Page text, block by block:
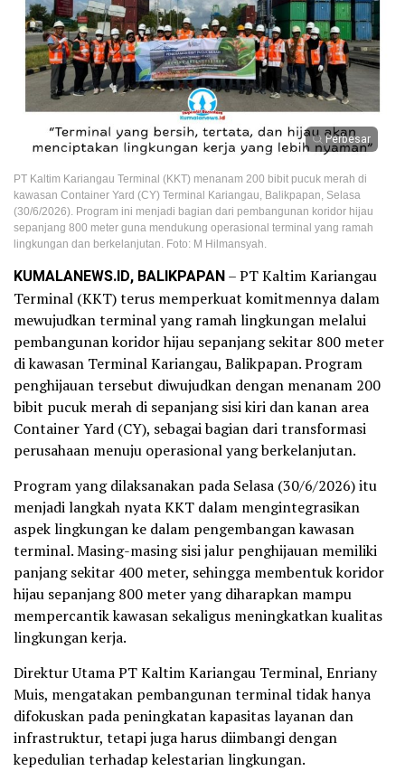
Perbesar
PT Kaltim Kariangau Terminal (KKT) menanam 200 bibit pucuk merah di
kawasan Container Yard (CY) Terminal Kariangau, Balikpapan, Selasa
(30/6/2026). Program ini menjadi bagian dari pembangunan koridor hijau
sepanjang 800 meter guna mendukung operasional terminal yang ramah
lingkungan dan berkelanjutan. Foto: M Hilmansyah.
KUMALANEWS.ID, BALIKPAPAN– PT Kaltim Kariangau
Terminal (KKT) terus memperkuat komitmennya dalam
mewujudkan terminal yang ramah lingkungan melalui
pembangunan koridor hijau sepanjang sekitar 800 meter
di kawasan Terminal Kariangau, Balikpapan. Program
penghijauan tersebut diwujudkan dengan menanam 200
bibit pucuk merah di sepanjang sisi kiri dan kanan area
Container Yard (CY), sebagai bagian dari transformasi
perusahaan menuju operasional yang berkelanjutan.
Program yang dilaksanakan pada Selasa (30/6/2026) itu
menjadi langkah nyata KKT dalam mengintegrasikan
aspek lingkungan ke dalam pengembangan kawasan
terminal. Masing-masing sisi jalur penghijauan memiliki
panjang sekitar 400 meter, sehingga membentuk koridor
hijau sepanjang 800 meter yang diharapkan mampu
mempercantik kawasan sekaligus meningkatkan kualitas
lingkungan kerja.
Direktur Utama PT Kaltim Kariangau Terminal, Enriany
Muis, mengatakan pembangunan terminal tidak hanya
difokuskan pada peningkatan kapasitas layanan dan
infrastruktur, tetapi juga harus diimbangi dengan
kepedulian terhadap kelestarian lingkungan.